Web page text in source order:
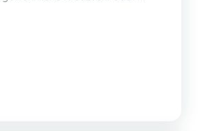
unterbringen und die 3 Kabinen